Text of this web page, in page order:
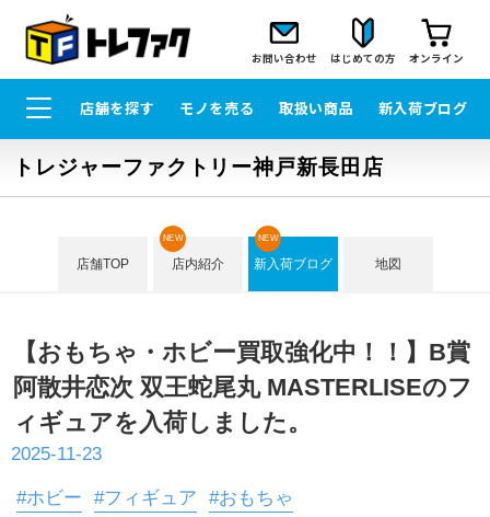
お問い合わせ はじめての方 オンライン
店舗を探す モノを売る 取扱い商品 新入荷ブログ
トレジャーファクトリー神戸新長田店
店舗TOP 店内紹介
NEW
新入荷ブログ
NEW
地図
【おもちゃ・ホビー買取強化中！！】B賞
阿散井恋次 双王蛇尾丸 MASTERLISEのフ
ィギュアを入荷しました。
2025-11-23
#ホビー #フィギュア
#おもちゃ